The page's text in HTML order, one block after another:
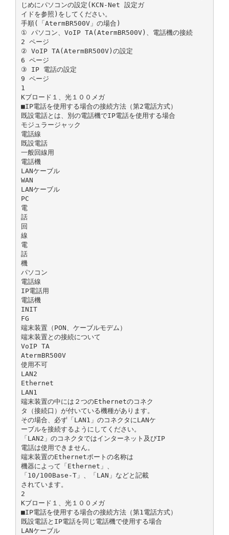
じめにパソコンの設定(KCN-Net 設定ガ
イドを参照)をしてください。
手順(「AtermBR500V」の場合)
① パソコン、VoIP TA(AtermBR500V)、電話機の接続
2 ページ
② VoIP TA(AtermBR500V)の設定
6 ページ
③ IP 電話の設定
9 ページ
1
Kブロード１、光１００メガ
■IP電話を使用する場合の接続方法（第2電話方式）
既設電話とは、別の電話機でIP電話を使用する場合
モジュラージャック
電話線
既設電話
一般回線用
電話機
LANケーブル
WAN
LANケーブル
PC
電
話
回
線
電
話
機
パソコン
電話線
IP電話用
電話機
INIT
FG
端末装置（PON、ケーブルモデム）
端末装置との接続について
VoIP TA
AtermBR500V
使用不可
LAN2
Ethernet
LAN1
端末装置の中には２つのEthernetのコネク
タ（接続口）が付いている機種があります。
その場合、必ず「LAN1」のコネクタにLANケ
ーブルを接続するようにしてください。
「LAN2」のコネクタではインターネット及びIP
電話は使用できません。
端末装置のEthernetポートの名称は
機器によって「Ethernet」、
「10/100Base-T」、「LAN」などと記載
されています。
2
Kブロード１、光１００メガ
■IP電話を使用する場合の接続方法（第1電話方式）
既設電話とIP電話を同じ電話機で使用する場合
LANケーブル